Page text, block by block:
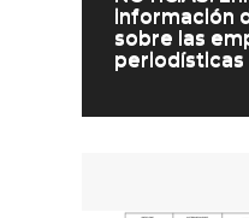
información
sobre las
periodísticas